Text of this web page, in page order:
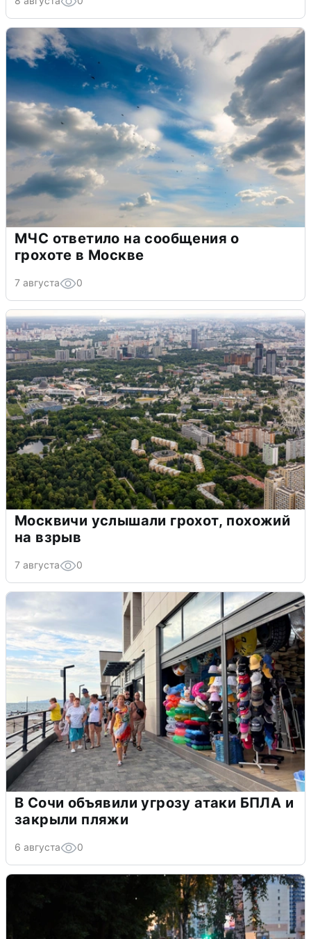
МЧС ответило на сообщения о
грохоте в Москве
7 августа 0
Москвичи услышали грохот, похожий
на взрыв
7 августа 0
В Сочи объявили угрозу атаки БПЛА и
закрыли пляжи
6 августа 0